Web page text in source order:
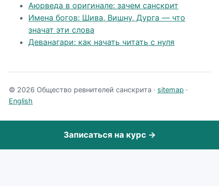
Аюрведа в оригинале: зачем санскрит
Имена богов: Шива, Вишну, Дурга — что
значат эти слова
Деванагари: как начать читать с нуля
© 2026 Общество ревнителей санскрита · sitemap ·
English
Записаться на курс →